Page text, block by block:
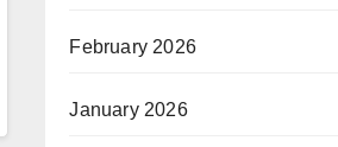
February 2026
January 2026